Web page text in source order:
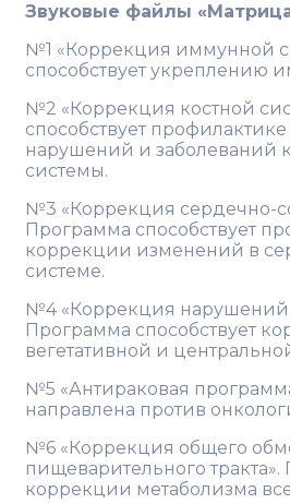
Звуковые файлы
№1 «Коррекция иммунной
способствует укреплению
№2 «Коррекция костной
способствует
нарушений и заболеваний
системы.
№3 «Коррекция сердечно-
Программа способствует
коррекции изменений в
системе.
№4 «Коррекция нарушений
Программа способствует
вегетативной и
№5 «Антираковая
направлена против
№6 «Коррекция общего
пищеварительного
коррекции метаболизма